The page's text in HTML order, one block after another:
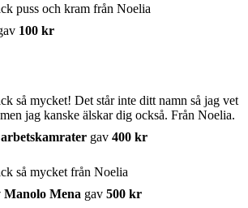
puss och kram från Noelia
100 kr
så mycket! Det står inte ditt namn så jag vet
jag kanske älskar dig också. Från Noelia.
gav 400 kr
så mycket från Noelia
Manolo Mena gav 500 kr